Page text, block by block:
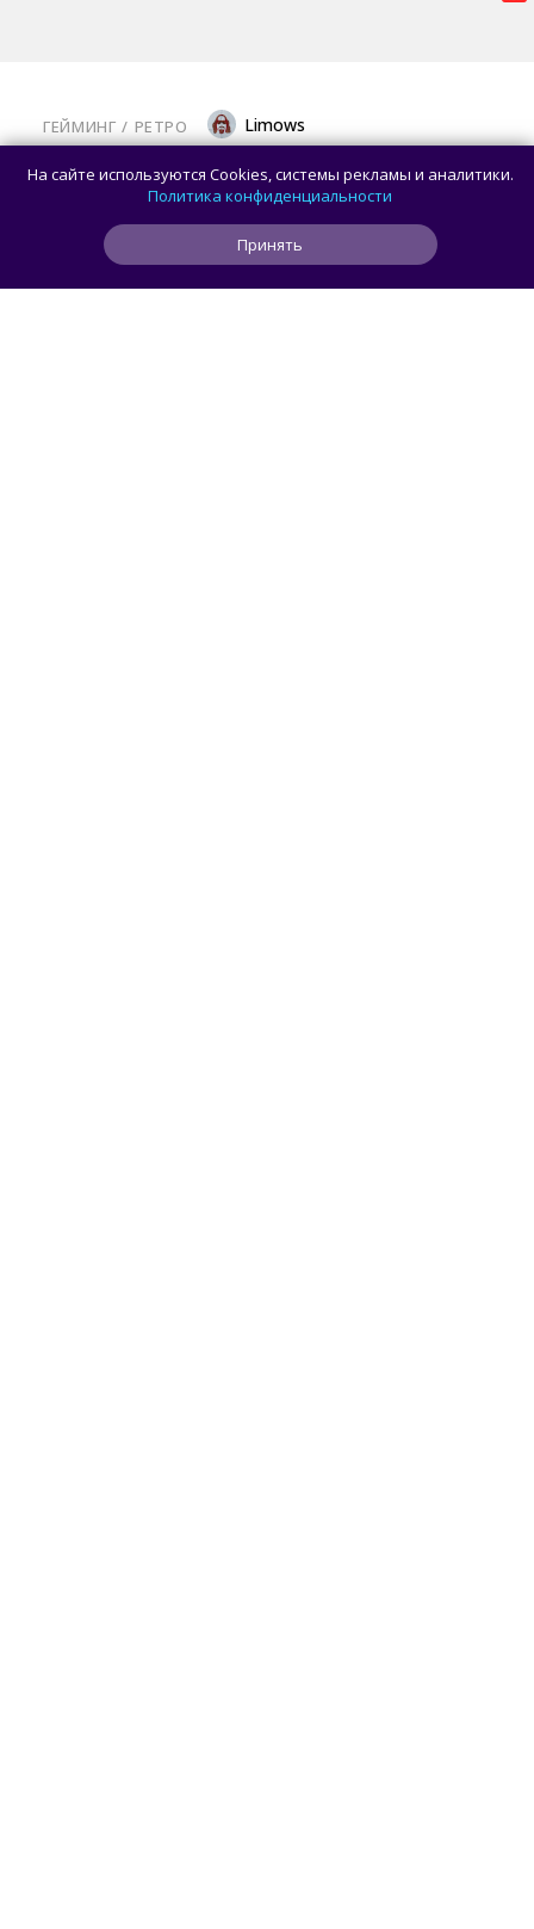
ГЕЙМИНГ / РЕТРО Limows
Коллекционеры, готовьте кошельки: Taito
и Famitsu анонсировали трансляцию
о расширении библиотеки аркадной Egret
На сайте используются Cookies, системы рекламы и аналитики.
Политика конфиденциальности
Принять